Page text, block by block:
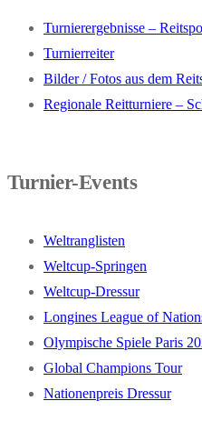
Turnierergebnisse –
Turnierreiter
Bilder / Fotos aus dem
Regionale Reitturniere –
Turnier-Events
Weltranglisten
Weltcup-Springen
Weltcup-Dressur
Longines League of
Olympische Spiele Paris
Global Champions Tour
Nationenpreis Dressur